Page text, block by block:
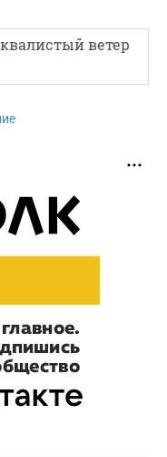
ветер